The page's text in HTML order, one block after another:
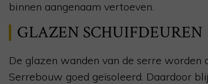
binnen aangenaam vertoeven.
GLAZEN SCHUIFDEUREN
De glazen wanden van de serre worden
Serrebouw goed geïsoleerd. Daardoor